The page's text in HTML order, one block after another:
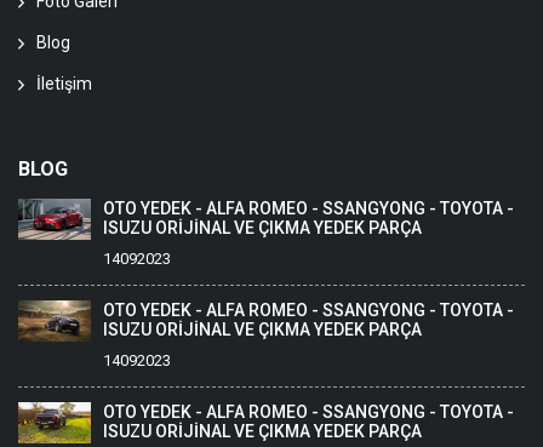
Blog
İletişim
BLOG
OTO YEDEK - ALFA ROMEO - SSANGYONG - TOYOTA -
ISUZU ORİJİNAL VE ÇIKMA YEDEK PARÇA
14092023
OTO YEDEK - ALFA ROMEO - SSANGYONG - TOYOTA -
ISUZU ORİJİNAL VE ÇIKMA YEDEK PARÇA
14092023
OTO YEDEK - ALFA ROMEO - SSANGYONG - TOYOTA -
ISUZU ORİJİNAL VE ÇIKMA YEDEK PARÇA